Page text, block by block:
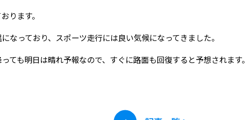
ります。
なっており、スポーツ走行には良い気候になってきました。
ても明日は晴れ予報なので、すぐに路面も回復すると予想されます。